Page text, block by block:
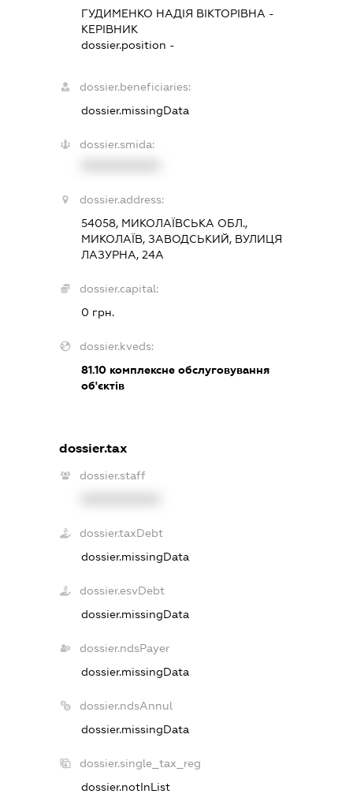
ГУДИМЕНКО НАДІЯ ВІКТОРІВНА -
КЕРІВНИК
dossier.position -
dossier.beneficiaries:
dossier.missingData
dossier.smida:
dossier.address:
54058, МИКОЛАЇВСЬКА ОБЛ.,
МИКОЛАЇВ, ЗАВОДСЬКИЙ, ВУЛИЦЯ
ЛАЗУРНА, 24А
dossier.capital:
0 грн.
dossier.kveds:
81.10 комплексне обслуговування
об'єктів
dossier.tax
dossier.staff
dossier.taxDebt
dossier.missingData
dossier.esvDebt
dossier.missingData
dossier.ndsPayer
dossier.missingData
dossier.ndsAnnul
dossier.missingData
dossier.single_tax_reg
dossier.notInList